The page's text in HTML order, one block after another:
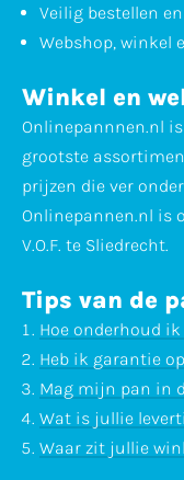
Veilig bestellen
Webshop, winkel
Winkel en
Onlinepannnen.nl
grootste
prijzen die ver
Onlinepannen.nl is
V.O.F. te Sliedrecht.
Tips van de
Hoe onderhoud
Heb ik garantie
Mag mijn pan in
Wat is jullie
Waar zit jullie